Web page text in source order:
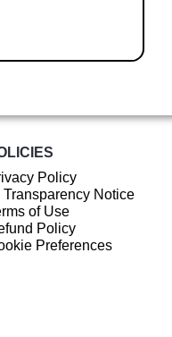
Policy
Transparency Notice
of Use
Policy
Preferences